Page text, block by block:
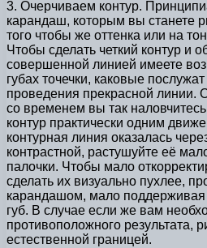
3. Очерчиваем контур.
карандаш, которым вы станете
того чтобы же оттенка или на
Чтобы сделать четкий контур и
совершенной линией имеете
губах точечки, каковые
проведения прекрасной линии.
со временем вы так
контур практически одним
контурная линия оказалась
контрастной, растушуйте её
палочки. Чтобы мало
сделать их визуально пухлее,
карандашом, мало
губ. В случае если же вам
противоположного результата,
естественной границей.